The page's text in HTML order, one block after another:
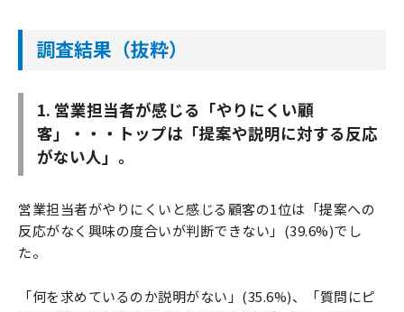
調査結果（抜粋）
1. 営業担当者が感じる「やりにくい顧
客」・・・トップは「提案や説明に対する反応
がない人」。
営業担当者がやりにくいと感じる顧客の1位は「提案への
反応がなく興味の度合いが判断できない」(39.6%)でし
た。
「何を求めているのか説明がない」(35.6%)、「質問にピ